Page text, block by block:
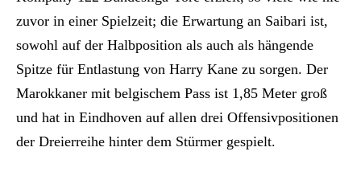
zuvor in einer Spielzeit; die Erwartung an Saibari ist,
sowohl auf der Halbposition als auch als hängende
Spitze für Entlastung von Harry Kane zu sorgen. Der
Marokkaner mit belgischem Pass ist 1,85 Meter groß
und hat in Eindhoven auf allen drei Offensivpositionen
der Dreierreihe hinter dem Stürmer gespielt.